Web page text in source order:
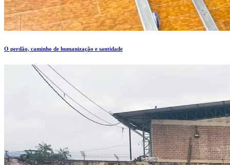
O perdão, caminho de humanização e santidade